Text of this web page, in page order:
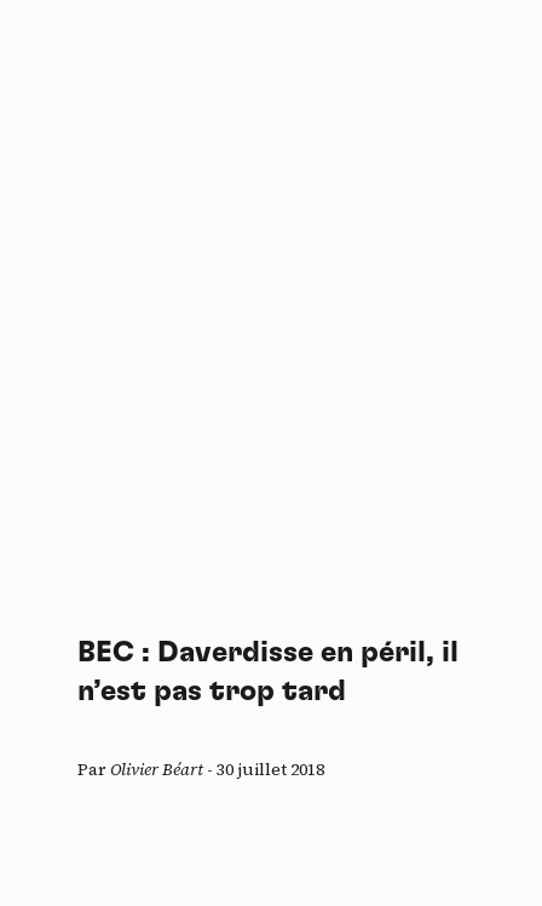
BEC : Daverdisse en péril, il
n’est pas trop tard
ParOlivier Béart- 30 juillet 2018